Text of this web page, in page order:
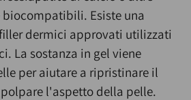
biocompatibili. Esiste una
dermici approvati utilizzati
La sostanza in gel viene
per aiutare a ripristinare il
l'aspetto della pelle.